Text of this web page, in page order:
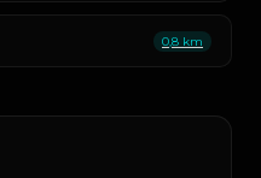
0,8 km